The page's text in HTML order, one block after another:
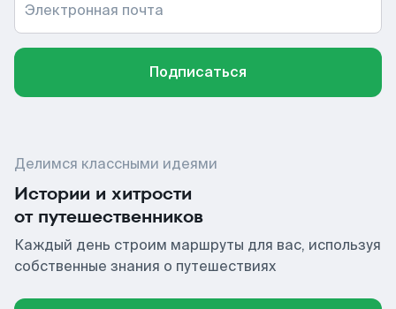
Электронная почта
Подписаться
Делимся классными идеями
Истории и хитрости
от путешественников
Каждый день строим маршруты для вас, используя
собственные знания о путешествиях